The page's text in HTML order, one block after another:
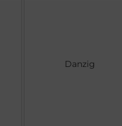
Danzig